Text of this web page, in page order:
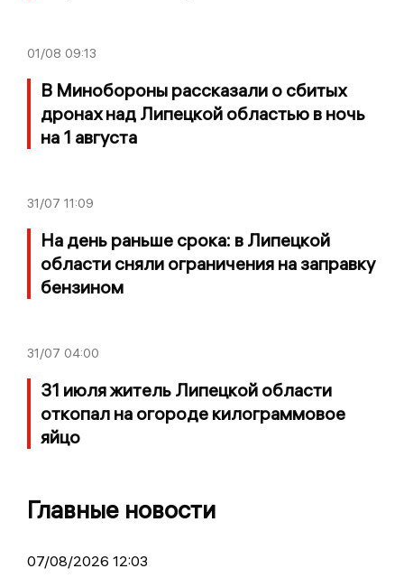
01/08 09:13
В Минобороны рассказали о сбитых
дронах над Липецкой областью в ночь
на 1 августа
31/07 11:09
На день раньше срока: в Липецкой
области сняли ограничения на заправку
бензином
31/07 04:00
31 июля житель Липецкой области
откопал на огороде килограммовое
яйцо
Главные новости
07/08/2026 12:03